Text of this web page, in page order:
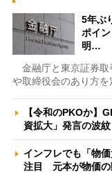
5年ぶ
ポイ
明…
金融庁と東京証券取
や取締役会のあり方
【令和のPKOか】
資拡大」発言の波
インフレでも「物
注目 元本が物価